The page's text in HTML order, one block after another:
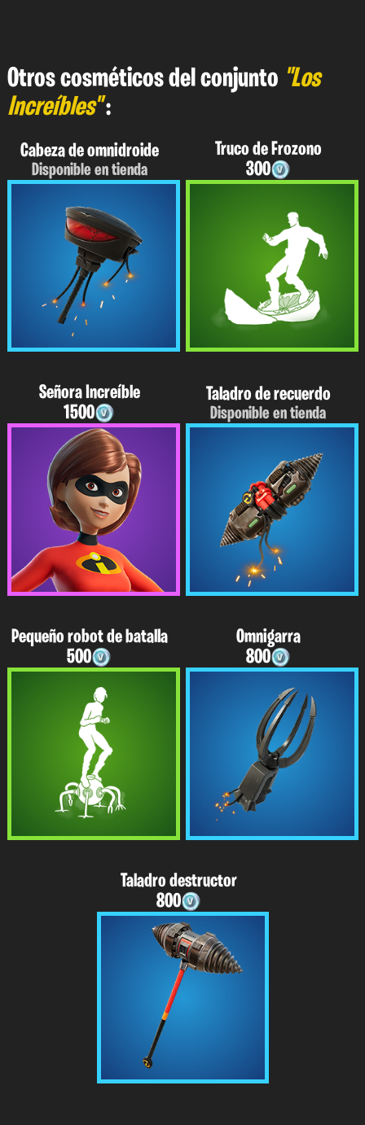
Otros cosméticos del conjunto "Los
Increíbles":
Cabeza de omnidroide
Disponible en tienda
Truco de Frozono
300
Señora Increíble
1500
Taladro de recuerdo
Disponible en tienda
Pequeño robot de batalla
500
Omnigarra
800
Taladro destructor
800